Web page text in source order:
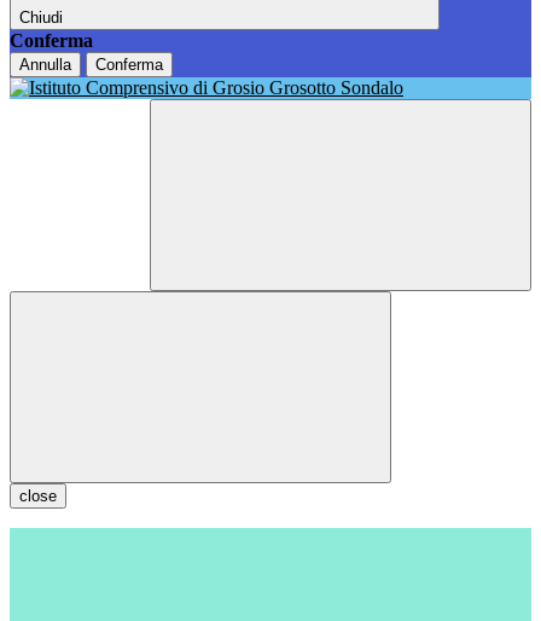
Chiudi
Conferma
Annulla Conferma
close